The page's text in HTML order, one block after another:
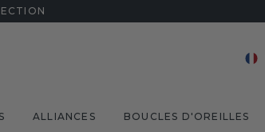
ALLIANCES BOUCLES D'OREILLES